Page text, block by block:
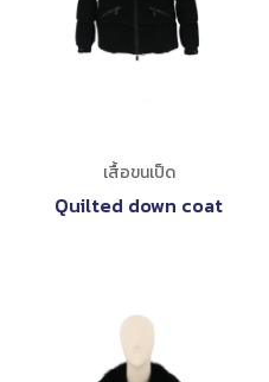
เสื้อขนเป็ด
Quilted down coat